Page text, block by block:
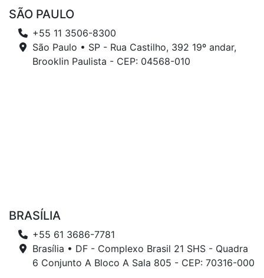
SÃO PAULO
+55 11 3506-8300
São Paulo • SP - Rua Castilho, 392 19º andar,
Brooklin Paulista - CEP: 04568-010
BRASÍLIA
+55 61 3686-7781
Brasília • DF - Complexo Brasil 21 SHS - Quadra
6 Conjunto A Bloco A Sala 805 - CEP: 70316-000